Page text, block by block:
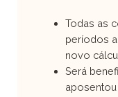
Todas as
períodos
novo
Será